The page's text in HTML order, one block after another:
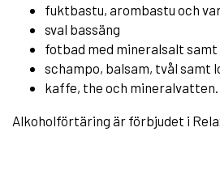
fuktbastu, arombastu och
sval bassäng
fotbad med mineralsalt
schampo, balsam, tvål samt
kaffe, the och mineralvatten.
Alkoholförtäring är förbjudet i